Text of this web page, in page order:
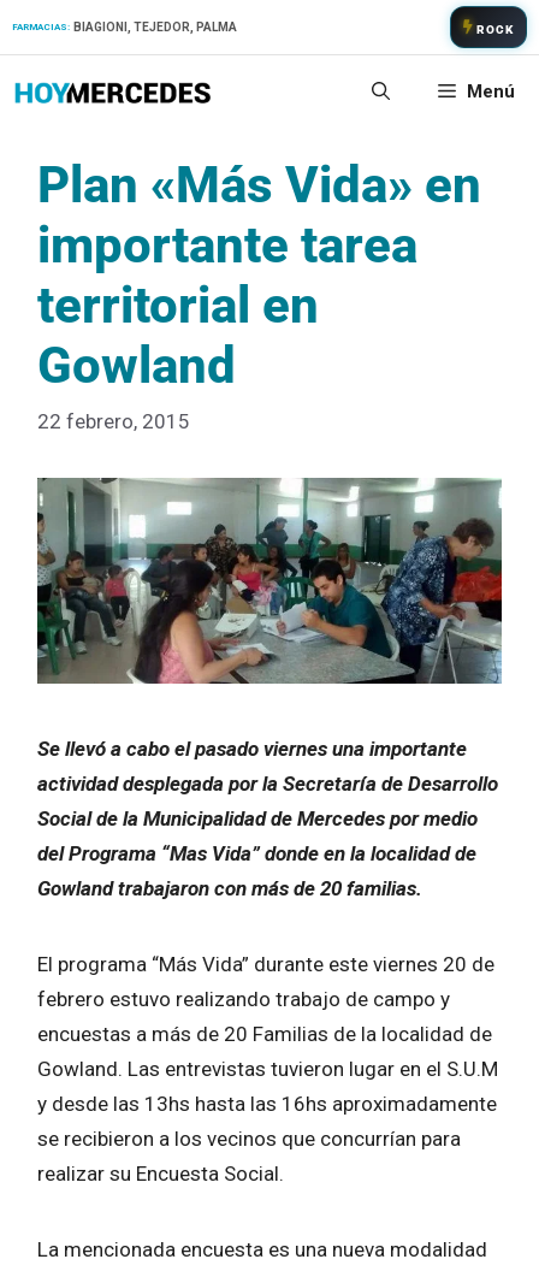
FARMACIAS: BIAGIONI, TEJEDOR, PALMA ROCK
Menú
Plan «Más Vida» en
importante tarea
territorial en
Gowland
22 febrero, 2015
Se llevó a cabo el pasado viernes una importante
actividad desplegada por la Secretaría de Desarrollo
Social de la Municipalidad de Mercedes por medio
del Programa “Mas Vida” donde en la localidad de
Gowland trabajaron con más de 20 familias.
El programa “Más Vida” durante este viernes 20 de
febrero estuvo realizando trabajo de campo y
encuestas a más de 20 Familias de la localidad de
Gowland. Las entrevistas tuvieron lugar en el S.U.M
y desde las 13hs hasta las 16hs aproximadamente
se recibieron a los vecinos que concurrían para
realizar su Encuesta Social.
La mencionada encuesta es una nueva modalidad